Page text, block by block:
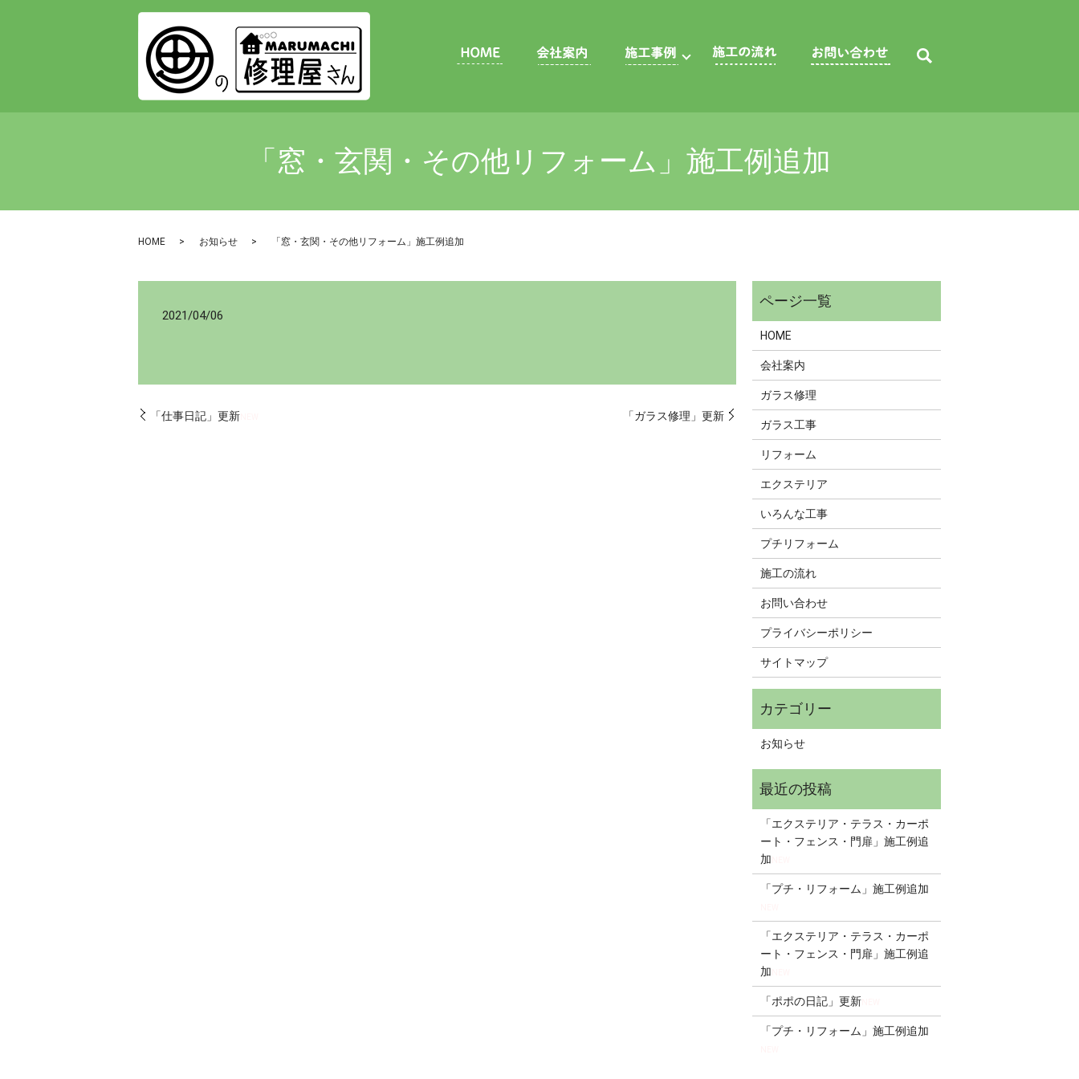
「窓・玄関・その他リフォーム」施工例追加
HOME お知らせ 「窓・玄関・その他リフォーム」施工例追加
2021/04/06
「仕事日記」更新 「ガラス修理」更新
HOME
会社案内
ガラス修理
ガラス工事
リフォーム
エクステリア
いろんな工事
プチリフォーム
施工の流れ
お問い合わせ
プライバシーポリシー
サイトマップ
お知らせ
「エクステリア・テラス・カーポ
ート・フェンス・門扉」施工例追
加
「プチ・リフォーム」施工例追加
「エクステリア・テラス・カーポ
ート・フェンス・門扉」施工例追
加
「ポポの日記」更新NEW
「プチ・リフォーム」施工例追加